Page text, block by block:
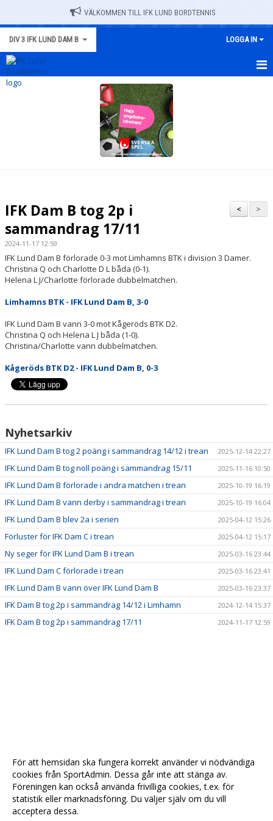
VÄLKOMMEN TILL IFK LUND BORDTENNIS
DIV 3 IFK LUND DAM B LOGGA IN
HEM
DOKUMENT
KONTAKT
>
<
IFK Dam B tog 2p i
sammandrag 17/11
2024-11-17 12:59
IFK Lund Dam B förlorade 0-3 mot Limhamns BTK i division 3 Damer.
Christina Q och Charlotte D L båda (0-1).
Helena L J/Charlotte förlorade dubbelmatchen.
Limhamns BTK - IFK Lund Dam B, 3-0
IFK Lund Dam B vann 3-0 mot Kågeröds BTK D2.
Christina Q och Helena L J båda (1-0).
Christina/Charlotte vann dubbelmatchen.
Kågeröds BTK D2 - IFK Lund Dam B, 0-3
Nyhetsarkiv
IFK Lund Dam B tog 2 poäng i sammandrag 14/12 i trean 2025-12-14 22:27
IFK Lund Dam B tog noll poäng i sammandrag 15/11 2025-11-16 10:50
IFK Lund Dam B förlorade i andra matchen i trean 2025-10-19 16:19
IFK Lund Dam B vann derby i sammandrag i trean 2025-10-19 16:04
IFK Lund Dam B blev 2a i serien 2025-04-12 15:26
Förluster för IFK Dam C i trean 2025-04-12 15:17
Ny seger för IFK Lund Dam B i trean 2025-03-16 23:44
IFK Lund Dam C förlorade i trean 2025-03-16 23:41
IFK Lund Dam B vann över IFK Lund Dam B 2025-03-16 23:37
IFK Dam B tog 2p i sammandrag 14/12 i Limhamn 2024-12-14 15:37
IFK Dam B tog 2p i sammandrag 17/11 2024-11-17 12:59
För att hemsidan ska fungera korrekt använder vi nödvändiga
cookies från SportAdmin. Dessa går inte att stänga av.
Föreningen kan också använda frivilliga cookies, t.ex. för
statistik eller marknadsföring. Du väljer själv om du vill
acceptera dessa.